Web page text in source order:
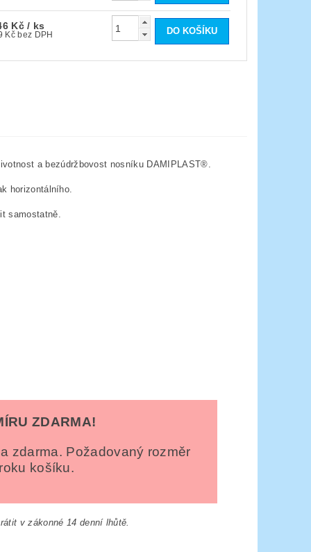
Kč/ ks
1 047,49 Kč bez DPH
a bezúdržbovost nosníku DAMIPLAST®.
horizontálního.
samostatně.
ZDARMA!
zdarma. Požadovaný rozměr
košíku.
v zákonné 14 denní lhůtě.